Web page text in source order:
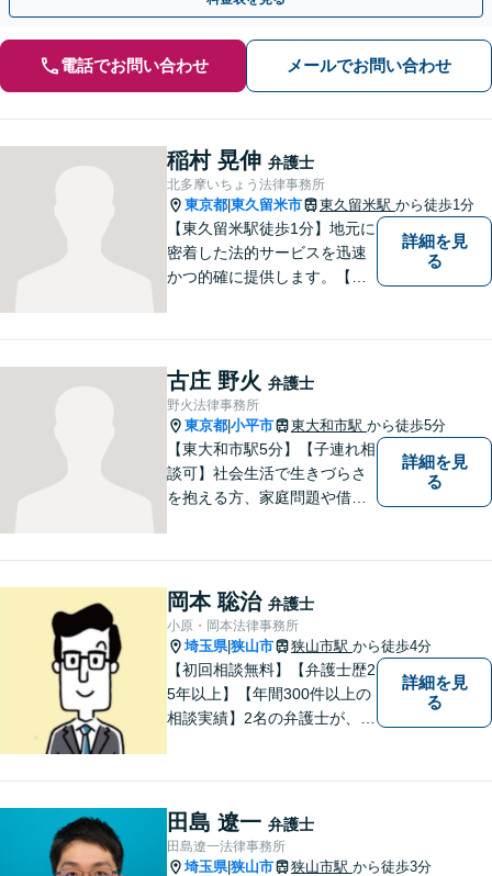
電話でお問い合わせ メールでお問い合わせ
稲村 晃伸 弁護士
北多摩いちょう法律事務所
東京都 東久留米市 東久留米駅 から徒歩1分
【東久留米駅徒歩1分】地元に
密着した法的サービスを迅速
かつ的確に提供します。【当
納得のいく解決を目指して、
全力を尽くします。【法テラ
ス利用可能】
詳細を見
る
古庄 野火 弁護士
野火法律事務所
東京都 小平市 東大和市駅 から徒歩5分
【東大和市駅5分】【子連れ相
談可】社会生活で生きづらさ
を抱える方、家庭問題や借金
談無料】【分割払い可】【法
テラス利用可】
詳細を見
る
岡本 聡治 弁護士
小原・岡本法律事務所
埼玉県|狭山市 狭山市駅 から徒歩4分
【初回相談無料】【弁護士歴2
5年以上】【年間300件以上の
相談実績】2名の弁護士が、さ
談ください【相続】税理士や
司法書士などと連携し、複雑
な案件も対応。【狭山市駅4
詳細を見
る
田島 遼一 弁護士
田島遼一法律事務所
埼玉県|狭山市 狭山市駅 から徒歩3分